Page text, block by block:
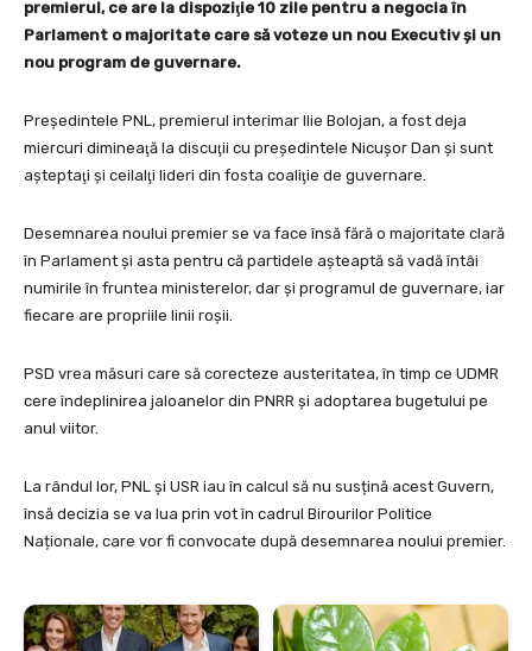
premierul, ce are la dispoziţie 10 zile pentru a negocia în
Parlament o majoritate care să voteze un nou Executiv şi un
nou program de guvernare.
Preşedintele PNL, premierul interimar Ilie Bolojan, a fost deja
miercuri dimineaţă la discuţii cu preşedintele Nicuşor Dan şi sunt
aşteptaţi şi ceilalţi lideri din fosta coaliţie de guvernare.
Desemnarea noului premier se va face însă fără o majoritate clară
în Parlament și asta pentru că partidele așteaptă să vadă întâi
numirile în fruntea ministerelor, dar și programul de guvernare, iar
fiecare are propriile linii roșii.
PSD vrea măsuri care să corecteze austeritatea, în timp ce UDMR
cere îndeplinirea jaloanelor din PNRR și adoptarea bugetului pe
anul viitor.
La rândul lor, PNL și USR iau în calcul să nu susțină acest Guvern,
însă decizia se va lua prin vot în cadrul Birourilor Politice
Naționale, care vor fi convocate după desemnarea noului premier.